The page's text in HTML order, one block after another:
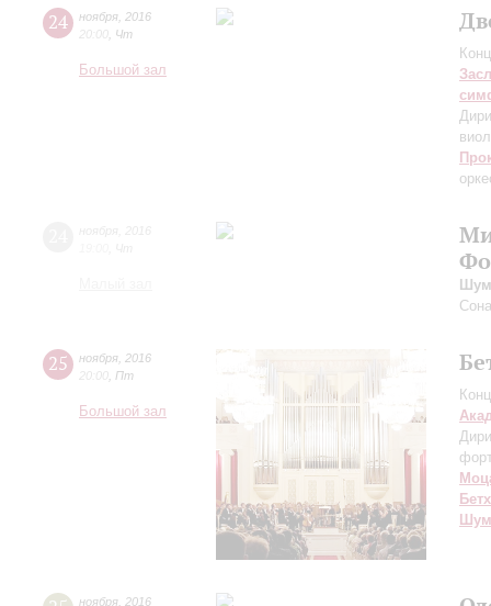
24 ноября 2016
20:00 Чт
Большой зал
25 ноября 2016
20:00 Пт
Большой зал
ноября 2016